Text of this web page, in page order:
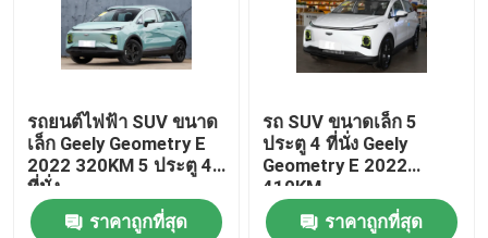
เอ็กซ์เป็ง อีวี คาร์
ZEEKR รถยนต์ไฟฟ้า
เบนซ์ อีวีคาร์
รถยนต์ไฟฟ้า SUV ขนาด
เล็ก Geely Geometry E
2022 320KM 5 ประตู 4
ที่นั่ง
ราคาถูกที่สุด
รถ SUV ขนาดเล็ก 5
ประตู 4 ที่นั่ง Geely
Geometry E 2022
410KM
ราคาถูกที่สุด